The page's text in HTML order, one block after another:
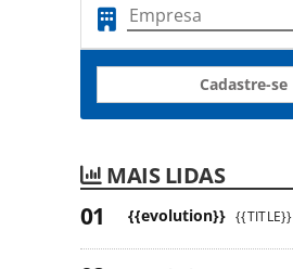
Cadastre-se
MAIS LIDAS
{{evolution}} {{TITLE}}